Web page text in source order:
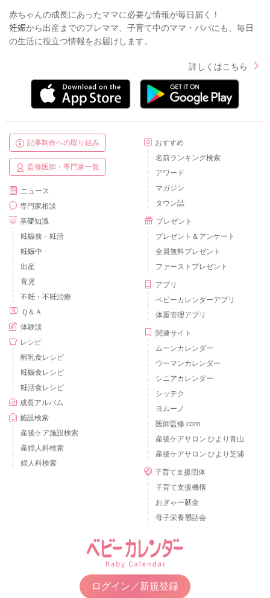
赤ちゃんの成長にあったママに必要な情報が毎日届く！
妊娠から出産までのプレママ、子育て中のママ・パパにも、毎日
の生活に役立つ情報をお届けします。
詳しくはこちら
記事制作への取り組み
監修医師・専門家一覧
ニュース
専門家相談
基礎知識
妊娠前・妊活
妊娠中
出産
育児
不妊・不妊治療
Ｑ＆Ａ
体験談
レシピ
離乳食レシピ
妊娠食レシピ
妊活食レシピ
成長アルバム
施設検索
産後ケア施設検索
産婦人科検索
婦人科検索
おすすめ
名前ランキング検索
アワード
マガジン
タウン誌
プレゼント
プレゼント＆アンケート
全員無料プレゼント
ファーストプレゼント
アプリ
ベビーカレンダーアプリ
体重管理アプリ
関連サイト
ムーンカレンダー
ウーマンカレンダー
シニアカレンダー
シッテク
ヨムーノ
医師監修.com
産後ケアサロン ひより青山
産後ケアサロン ひより芝浦
子育て支援団体
子育て支援機構
おぎゃー献金
母子栄養懇話会
ログイン／新規登録